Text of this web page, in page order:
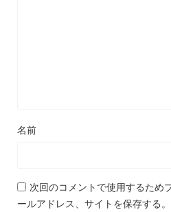
名前
次回のコメントで使用するため
ールアドレス、サイトを保存する。